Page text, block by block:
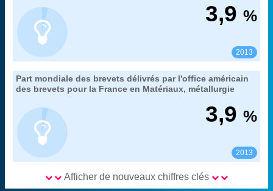
3,9 %
2013
HCERES
Part mondiale des brevets délivrés par l'office américain
des brevets pour la France en Matériaux, métallurgie
3,9 %
2013
Extrait de la fiche "
50. la production technologique de la France
mesurée par les brevets de l'office américains des brevets
".
HCERES
Afficher de nouveaux chiffres clés